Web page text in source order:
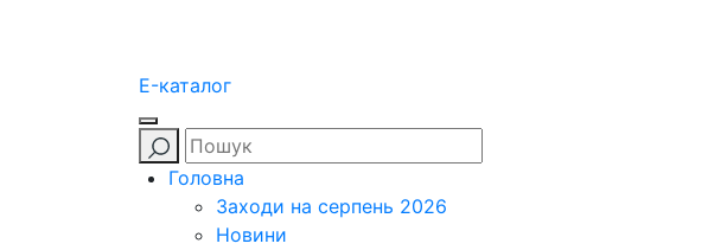
E-каталог
Головна
Заходи на серпень 2026
Новини